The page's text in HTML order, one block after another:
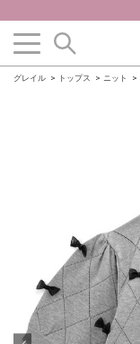
グレイル トップス ニット